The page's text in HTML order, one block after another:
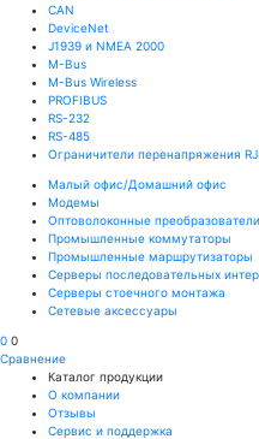
CAN
DeviceNet
J1939 и NMEA 2000
M-Bus
M-Bus Wireless
PROFIBUS
RS-232
RS-485
Ограничители перенапряжения
Малый офис/Домашний офис
Модемы
Оптоволоконные преобразователи
Промышленные коммутаторы
Промышленные маршрутизаторы
Серверы последовательных
Серверы стоечного монтажа
Сетевые аксессуары
0 0
Сравнение
Каталог продукции
О компании
Отзывы
Сервис и поддержка